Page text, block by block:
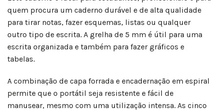
quem procura um caderno durável e de alta qualidade
para tirar notas, fazer esquemas, listas ou qualquer
outro tipo de escrita. A grelha de 5 mm é útil para uma
escrita organizada e também para fazer gráficos e
tabelas.
A combinação de capa forrada e encadernação em espiral
permite que o portátil seja resistente e fácil de
manusear, mesmo com uma utilização intensa. As cinco